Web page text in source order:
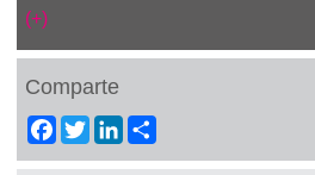
(+)
Comparte
Facebook
TwitterLinkedIn